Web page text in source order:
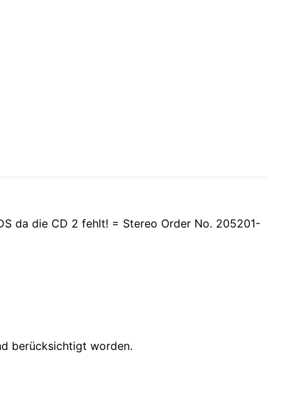
da die CD 2 fehlt! = Stereo Order No. 205201-
berücksichtigt worden.